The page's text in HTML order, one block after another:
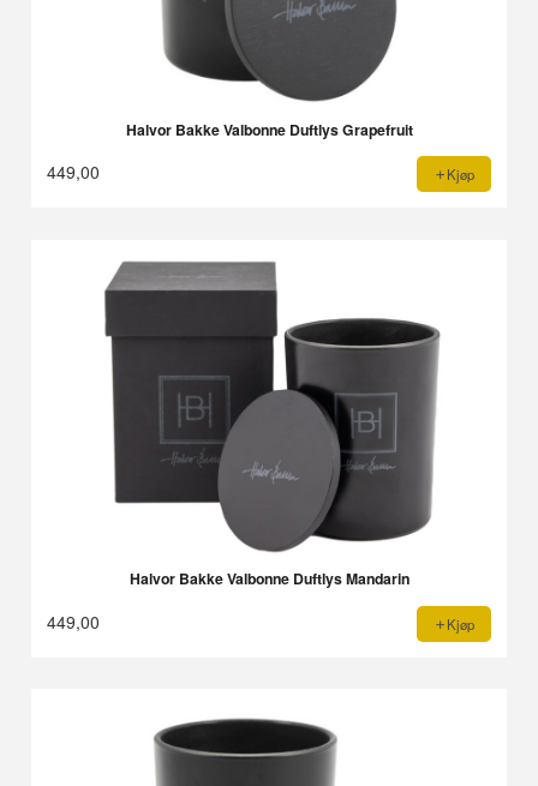
Halvor Bakke Valbonne Duftlys Grapefruit
449,00 Kjøp
Halvor Bakke Valbonne Duftlys Mandarin
449,00 Kjøp